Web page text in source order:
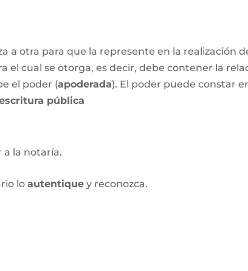
a otra para que la represente en la realización
el cual se otorga, es decir, debe contener la
el poder (apoderada). El poder puede constar
pública
a la notaría.
loautentique y reconozca.